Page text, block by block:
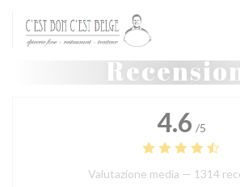
Personalizzazione delle tue scelte sui cookie
4.6 /5
Valutazione media — 1314